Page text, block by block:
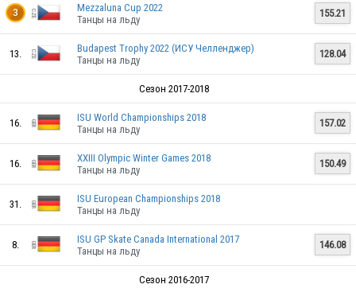
3
Mezzaluna Cup 2022
Танцы на льду
155.21
13.
Budapest Trophy 2022 (ИСУ Челленджер)
Танцы на льду
128.04
Сезон 2017-2018
16.
ISU World Championships 2018
Танцы на льду
157.02
16.
XXIII Olympic Winter Games 2018
Танцы на льду
150.49
31.
ISU European Championships 2018
Танцы на льду
8.
ISU GP Skate Canada International 2017
Танцы на льду
146.08
Сезон 2016-2017